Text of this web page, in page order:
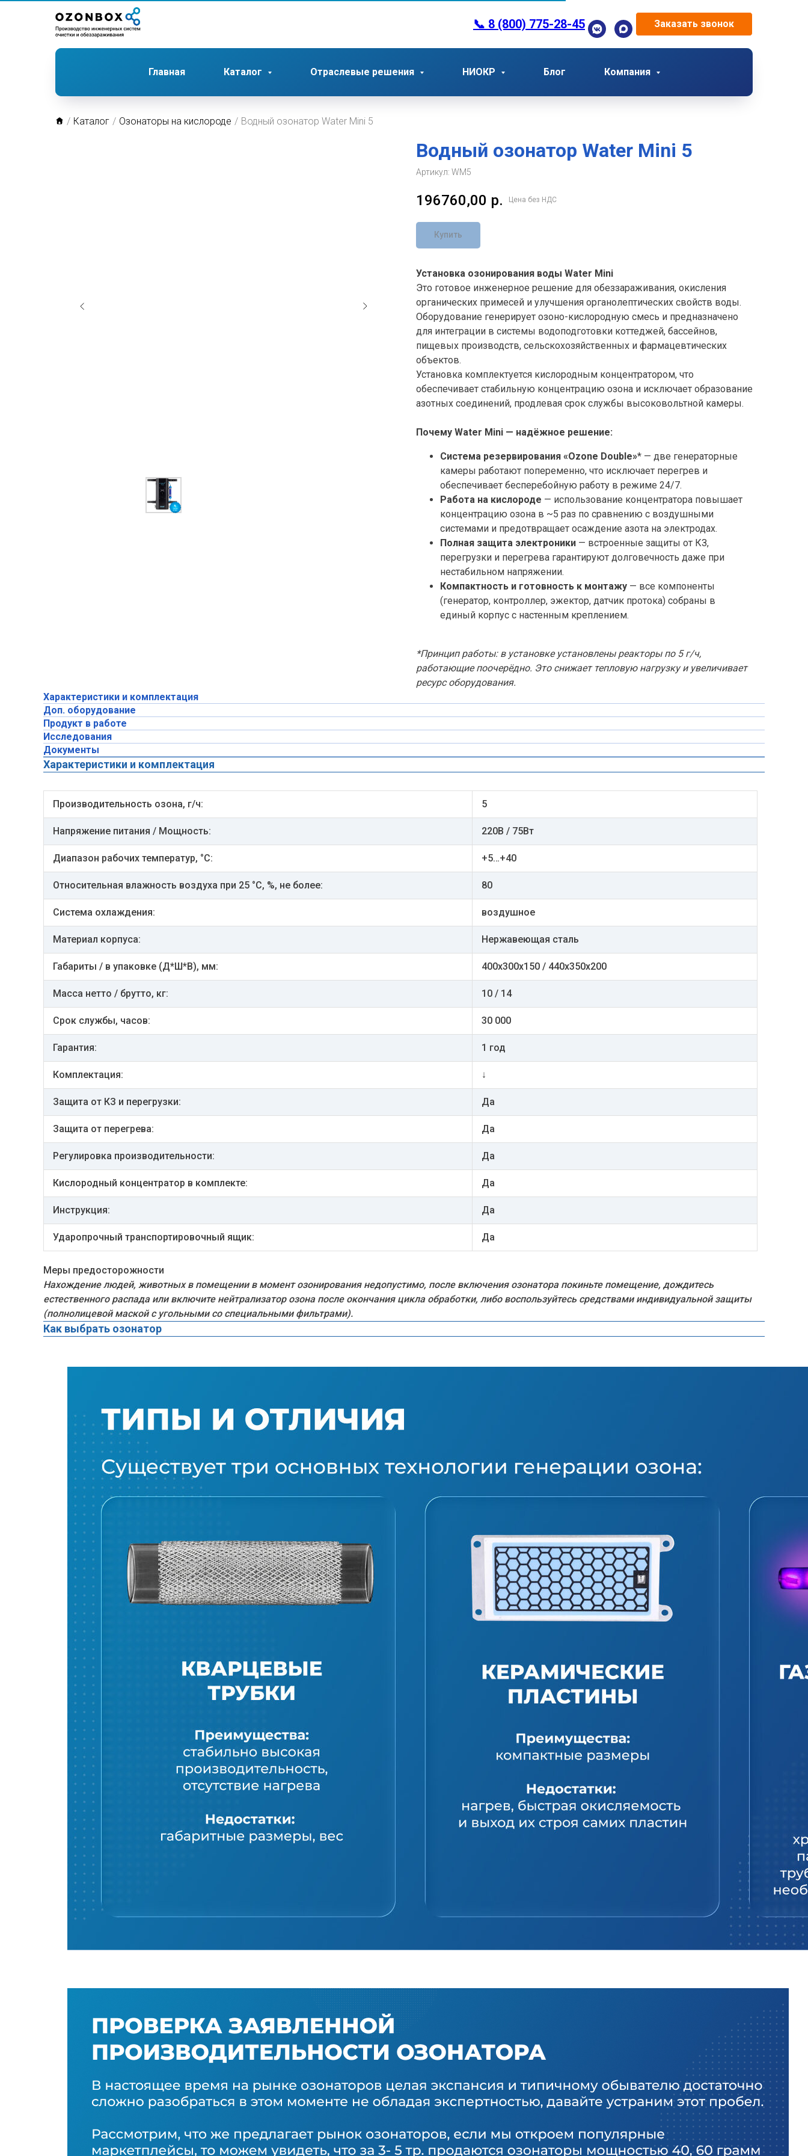
📞 8 (800) 775-28-45 Заказать звонок
Главная Каталог Отраслевые решения НИОКР Блог Компания
/ Каталог / Озонаторы на кислороде / Водный озонатор Water Mini 5
Водный озонатор Water Mini 5
Артикул: WM5
196760,00 р. Цена без НДС
Купить
Установка озонирования воды Water Mini
Это готовое инженерное решение для обеззараживания, окисления
органических примесей и улучшения органолептических свойств воды.
Оборудование генерирует озоно-кислородную смесь и предназначено
для интеграции в системы водоподготовки коттеджей, бассейнов,
пищевых производств, сельскохозяйственных и фармацевтических
объектов.
Установка комплектуется кислородным концентратором, что
обеспечивает стабильную концентрацию озона и исключает образование
азотных соединений, продлевая срок службы высоковольтной камеры.
Почему Water Mini — надёжное решение:
Система резервирования «Ozone Double»* — две генераторные
камеры работают попеременно, что исключает перегрев и
обеспечивает бесперебойную работу в режиме 24/7.
Работа на кислороде — использование концентратора повышает
концентрацию озона в ~5 раз по сравнению с воздушными
системами и предотвращает осаждение азота на электродах.
Полная защита электроники — встроенные защиты от КЗ,
перегрузки и перегрева гарантируют долговечность даже при
нестабильном напряжении.
Компактность и готовность к монтажу — все компоненты
(генератор, контроллер, эжектор, датчик протока) собраны в
единый корпус с настенным креплением.
*Принцип работы: в установке установлены реакторы по 5 г/ч,
работающие поочерёдно. Это снижает тепловую нагрузку и увеличивает
ресурс оборудования.
Характеристики и комплектация
Доп. оборудование
Продукт в работе
Исследования
Документы
Характеристики и комплектация
Производительность озона, г/ч: 5
Напряжение питания / Мощность: 220В / 75Вт
Диапазон рабочих температур, °С: +5…+40
Относительная влажность воздуха при 25 °С, %, не более: 80
Система охлаждения: воздушное
Материал корпуса: Нержавеющая сталь
Габариты / в упаковке (Д*Ш*В), мм: 400х300х150 / 440х350х200
Масса нетто / брутто, кг: 10 / 14
Срок службы, часов: 30 000
Гарантия: 1 год
Комплектация: ↓
Защита от КЗ и перегрузки: Да
Защита от перегрева: Да
Регулировка производительности: Да
Кислородный концентратор в комплекте: Да
Инструкция: Да
Ударопрочный транспортировочный ящик: Да
Меры предосторожности
Нахождение людей, животных в помещении в момент озонирования недопустимо, после включения озонатора покиньте помещение, дождитесь
естественного распада или включите нейтрализатор озона после окончания цикла обработки, либо воспользуйтесь средствами индивидуальной защиты
(полнолицевой маской с угольными со специальными фильтрами).
Как выбрать озонатор